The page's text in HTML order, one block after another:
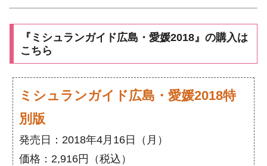
『ミシュランガイド広島・愛媛2018』の購入は
こちら
ミシュランガイド広島・愛媛2018特
別版
発売日：2018年4月16日（月）
価格：2,916円（税込）